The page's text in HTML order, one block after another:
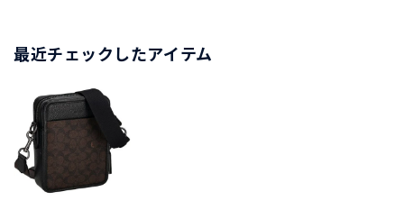
最近チェックしたアイテム